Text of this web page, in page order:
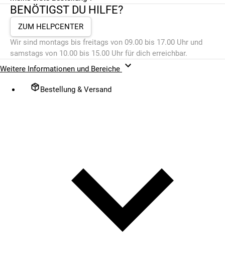
BENÖTIGST DU HILFE?
ZUM HELPCENTER
Wir sind montags bis freitags von 09.00 bis 17.00 Uhr und
samstags von 10.00 bis 15.00 Uhr für dich erreichbar.
Weitere Informationen und Bereiche
Bestellung & Versand